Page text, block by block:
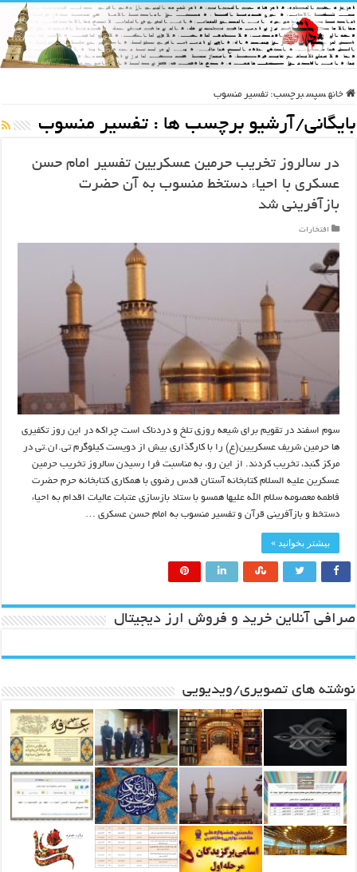
خانه سپس برچسب:تفسیر منسوب
بایگانی/آرشیو برچسب ها : تفسیر منسوب
در سالروز تخریب حرمین عسکریین تفسیر امام حسن
عسکری با احیاء دستخط منسوب به آن حضرت
بازآفرینی شد
افتخارات
سوم اسفند در تقویم برای شیعه روزی تلخ و دردناک است چراکه در این روز تکفیری
ها حرمین شریف عسکریین(ع) را با کارگذاری بیش از دویست کیلوگرم تی.ان.تی در
مرکز گنبد، تخریب کردند. از این رو، به مناسبت فرا رسیدن سالروز تخریب حرمین
عسکرین علیه السلام کتابخانه آستان قدس رضوی با همکاری کتابخانه حرم حضرت
فاطمه معصومه سلام الله علیها همسو با ستاد بازسازی عتبات عالیات اقدام به احیاء
دستخط و بازآفرینی قرآن و تفسیر منسوب به امام حسن عسکری …
بیشتر بخوانید »
صرافی آنلاین خرید و فروش ارز دیجیتال
نوشته های تصویری/ویدیویی